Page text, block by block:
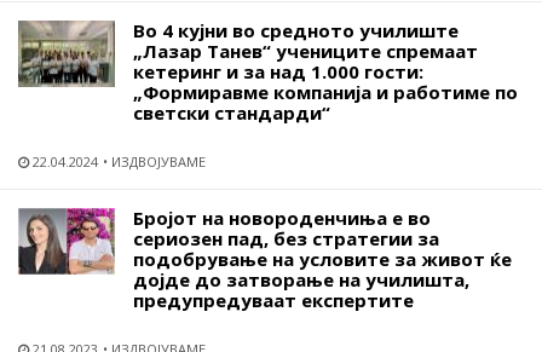
Во 4 кујни во средното училиште
„Лазар Танев“ учениците спремаат
кетеринг и за над 1.000 гости:
„Формиравме компанија и работиме по
светски стандарди“
22.04.2024 ИЗДВОЈУВАМЕ
Бројот на новороденчиња е во
сериозен пад, без стратегии за
подобрување на условите за живот ќе
дојде до затворање на училишта,
предупредуваат експертите